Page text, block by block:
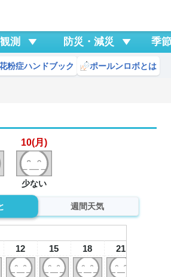
測 防災・減災 季
粉症ハンドブック ポールンロボとは
10(月)
少ない
週間天気
12 15 18 21